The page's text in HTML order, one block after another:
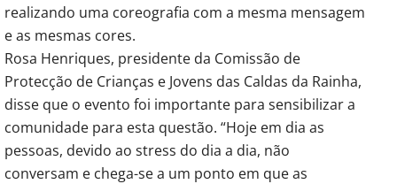
realizando uma coreografia com a mesma mensagem
e as mesmas cores.
Rosa Henriques, presidente da Comissão de
Protecção de Crianças e Jovens das Caldas da Rainha,
disse que o evento foi importante para sensibilizar a
comunidade para esta questão. “Hoje em dia as
pessoas, devido ao stress do dia a dia, não
conversam e chega-se a um ponto em que as